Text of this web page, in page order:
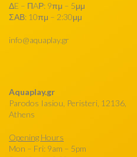
ΔE – ΠAΡ: 9πμ – 5μμ
ΣΑΒ: 10πμ – 2:30μμ
info@aquaplay.gr
Aquaplay.gr
Parodos Iasiou, Peristeri, 12136,
Athens
Opening Hours
Mon – Fri: 9am – 5pm